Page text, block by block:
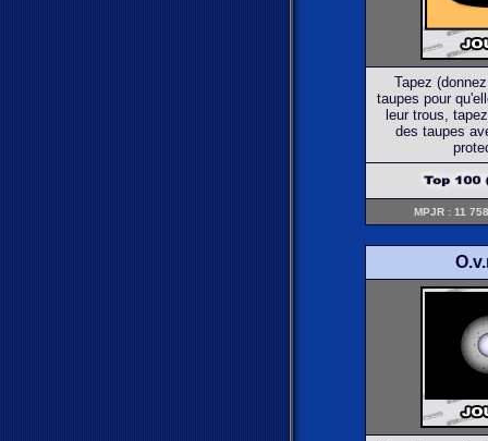
Tapez
taupes pour
leur trous,
des taupes
MPJR : 11